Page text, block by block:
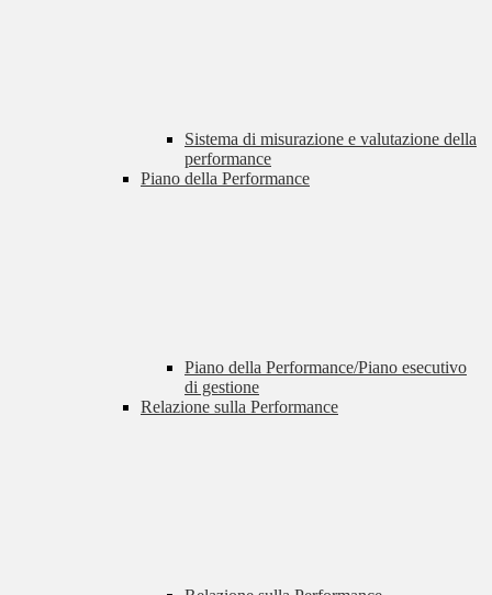
Sistema di misurazione e valutazione della
performance
Piano della Performance
Piano della Performance/Piano esecutivo
di gestione
Relazione sulla Performance